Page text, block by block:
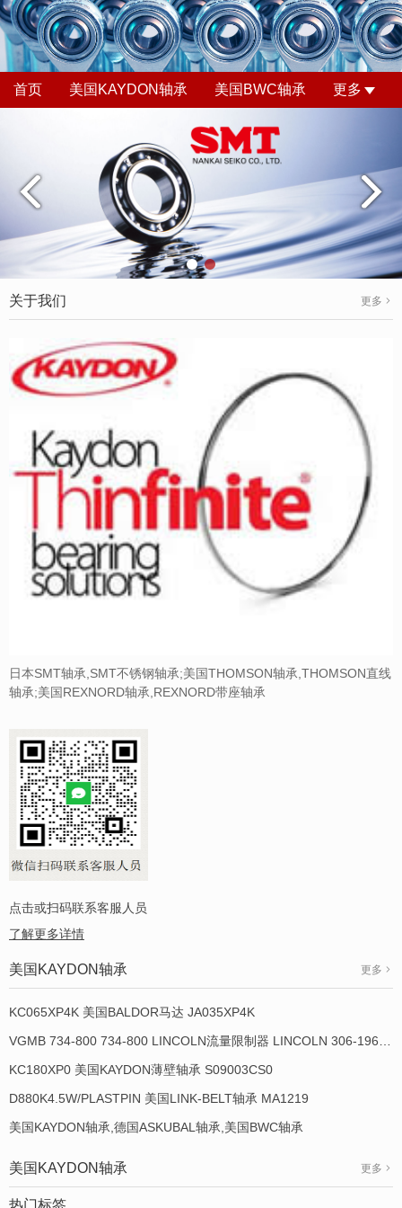
首页 美国KAYDON轴承 美国BWC轴承 更多
关于我们 更多
日本SMT轴承,SMT不锈钢轴承;美国THOMSON轴承,THOMSON直线
轴承;美国REXNORD轴承,REXNORD带座轴承
点击或扫码联系客服人员
了解更多详情
美国KAYDON轴承 更多
KC065XP4K 美国BALDOR马达 JA035XP4K
KC180XP0 美国KAYDON薄壁轴承 S09003CS0
D880K4.5W/PLASTPIN 美国LINK-BELT轴承 MA1219
美国KAYDON轴承,德国ASKUBAL轴承,美国BWC轴承
美国KAYDON轴承 更多
热门标签